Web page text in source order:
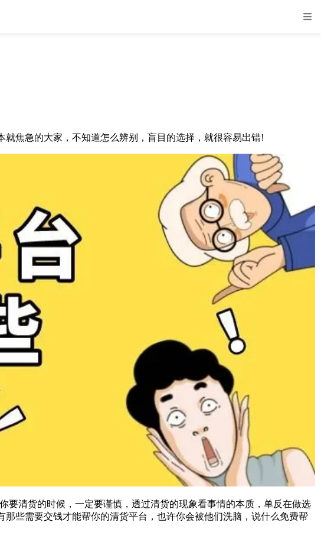
焦急的大家，不知道怎么辨别，盲目的选择，就很容易出错!
清货的时候，一定要谨慎，透过清货的现象看事情的本质，单反在做选
些需要交钱才能帮你的清货平台，也许你会被他们洗脑，说什么免费帮